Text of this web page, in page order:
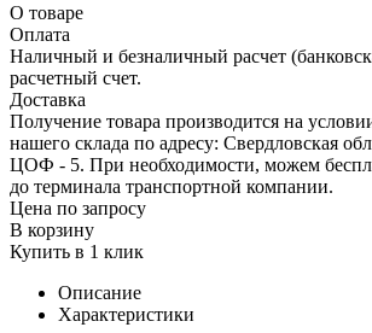
О товаре
Оплата
Наличный и безналичный расчет
расчетный счет.
Доставка
Получение товара производится на
нашего склада по адресу: Свердловская
ЦОФ - 5. При необходимости, можем
до терминала транспортной компании.
Цена по запросу
В корзину
Купить в 1 клик
Описание
Характеристики